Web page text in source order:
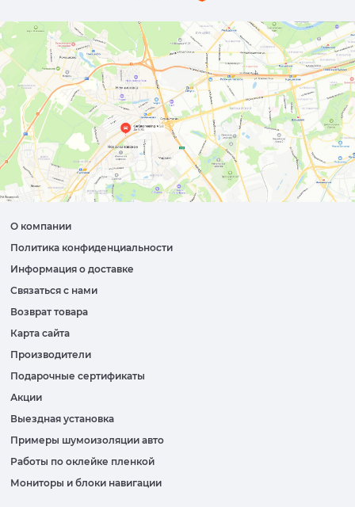
О компании
Политика конфиденциальности
Информация о доставке
Связаться с нами
Возврат товара
Карта сайта
Производители
Подарочные сертификаты
Акции
Выездная установка
Примеры шумоизоляции авто
Работы по оклейке пленкой
Мониторы и блоки навигации